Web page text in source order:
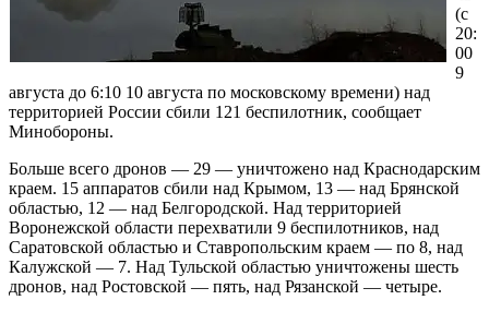
(с
20:
00
9
августа до 6:10 10 августа по московскому времени) над
территорией России сбили 121 беспилотник, сообщает
Минобороны.
Больше всего дронов — 29 — уничтожено над Краснодарским
краем. 15 аппаратов сбили над Крымом, 13 — над Брянской
областью, 12 — над Белгородской. Над территорией
Воронежской области перехватили 9 беспилотников, над
Саратовской областью и Ставропольским краем — по 8, над
Калужской — 7. Над Тульской областью уничтожены шесть
дронов, над Ростовской — пять, над Рязанской — четыре.